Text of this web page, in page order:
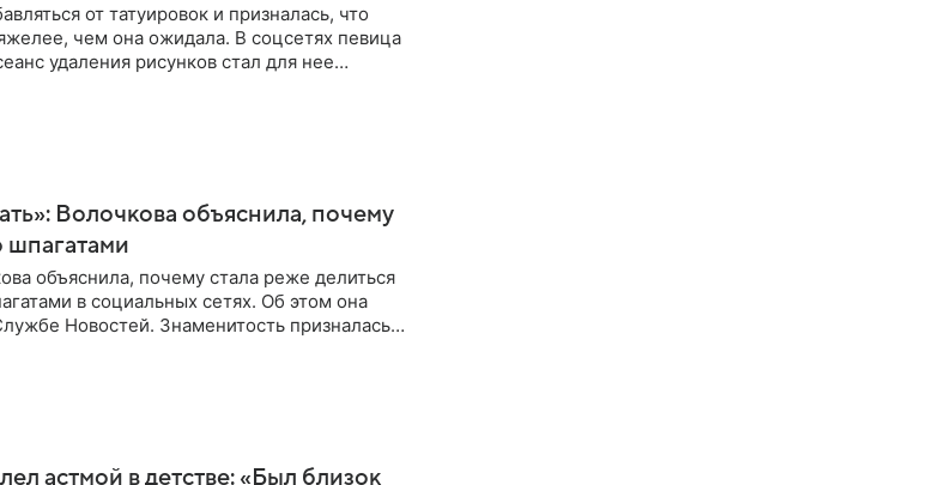
от татуировок и призналась, что
чем она ожидала. В соцсетях певица
удаления рисунков стал для нее
Волочкова объяснила, почему
шпагатами
объяснила, почему стала реже делиться
в социальных сетях. Об этом она
Новостей. Знаменитость призналась,
астмой в детстве: «Был близок